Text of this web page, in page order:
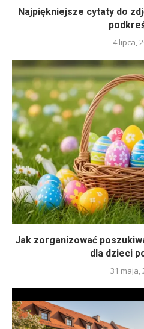
Najpiękniejsze cytaty do
4 lipca,
Jak zorganizować
dla dzieci
31 maja,